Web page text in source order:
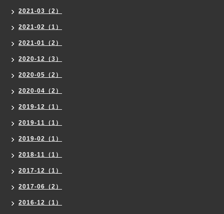
2021-03（2）
2021-02（1）
2021-01（2）
2020-12（3）
2020-05（2）
2020-04（2）
2019-12（1）
2019-11（1）
2019-02（1）
2018-11（1）
2017-12（1）
2017-06（2）
2016-12（1）